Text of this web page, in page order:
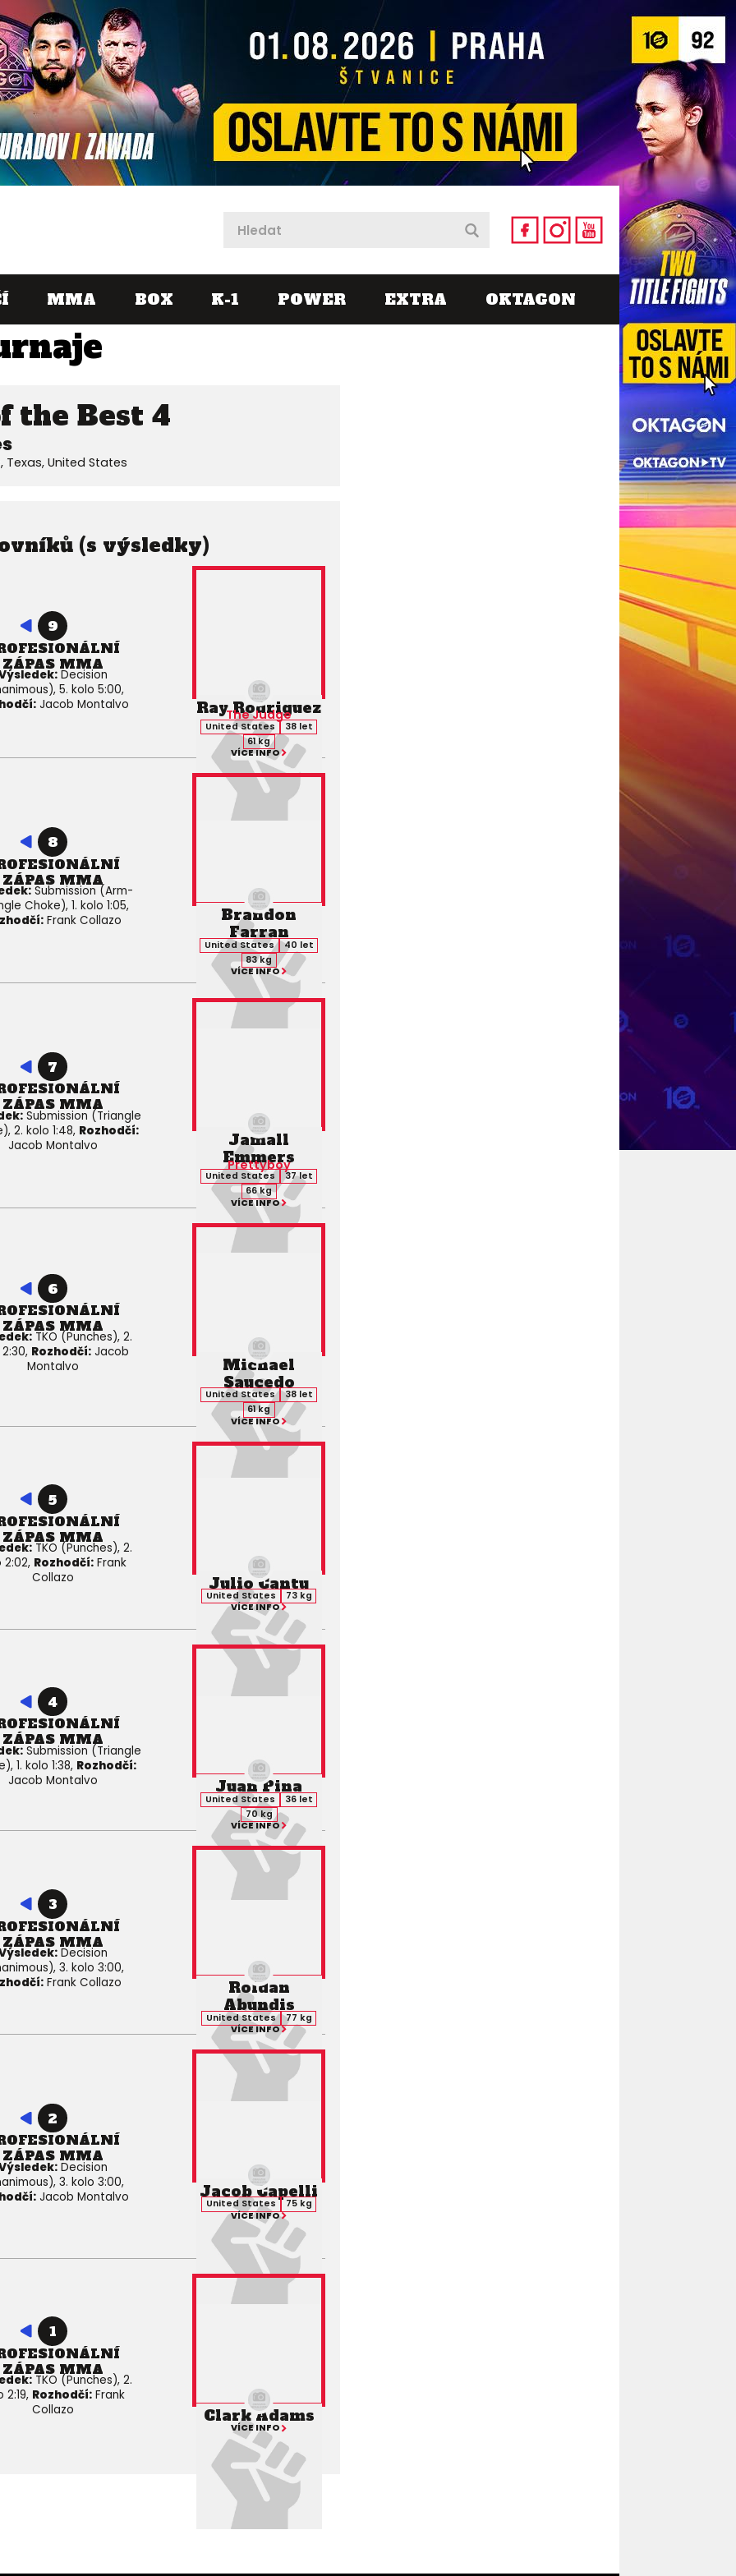
MMA BOX K-1 POWER EXTRA OKTAGON
the Best 4
Texas, United States
(s výsledky)
9
ZÁPAS MMA
Decision
5. kolo 5:00,
Jacob Montalvo Ray Rodriguez
The Judge
United States
38 let
61 kg
VÍCE INFO
8
ZÁPAS MMA
Submission (Arm-
Choke), 1. kolo 1:05,
Frank Collazo
Brandon
Farran
United States
40 let
83 kg
VÍCE INFO
7
ZÁPAS MMA
Submission (Triangle
2. kolo 1:48, Rozhodčí:
Jacob Montalvo
Jamall
Emmers
Prettyboy
United States
37 let
66 kg
VÍCE INFO
6
ZÁPAS MMA
TKO (Punches), 2.
Rozhodčí: Jacob
Montalvo
Michael
Saucedo
United States
38 let
61 kg
VÍCE INFO
5
ZÁPAS MMA
TKO (Punches), 2.
2:02, Rozhodčí: Frank
Collazo
Julio Cantu
United States
73 kg
VÍCE INFO
4
ZÁPAS MMA
Submission (Triangle
1. kolo 1:38, Rozhodčí:
Jacob Montalvo
Juan Pina
United States
36 let
70 kg
VÍCE INFO
3
ZÁPAS MMA
Decision
3. kolo 3:00,
Frank Collazo
Roldan
Abundis
United States
77 kg
VÍCE INFO
2
ZÁPAS MMA
Decision
3. kolo 3:00,
Jacob Montalvo Jacob Capelli
United States
75 kg
VÍCE INFO
1
ZÁPAS MMA
TKO (Punches), 2.
2:19, Rozhodčí:Frank
Collazo
Clark Adams
VÍCE INFO